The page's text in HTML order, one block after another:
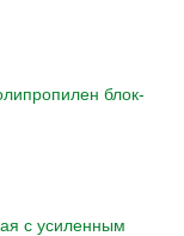
блок-
с усиленным